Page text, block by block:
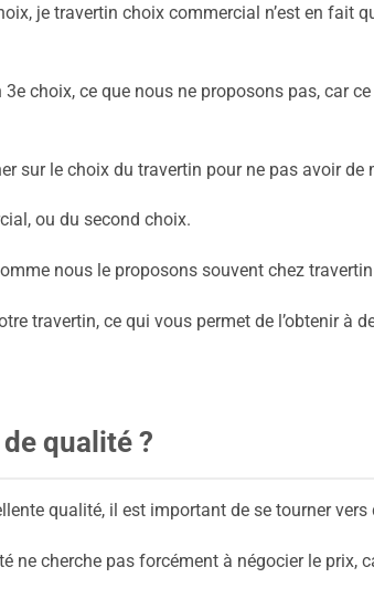
je travertin choix commercial n’est en fait
choix, ce que nous ne proposons pas, car
sur le choix du travertin pour ne pas avoir de
ou du second choix.
nous le proposons souvent chez
travertin, ce qui vous permet de l’obtenir à
qualité ?
qualité, il est important de se tourner
ne cherche pas forcément à négocier le prix,